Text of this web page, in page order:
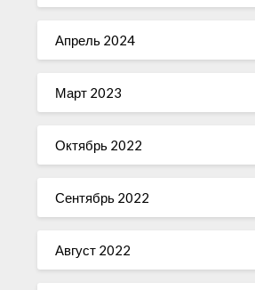
Апрель 2024
Март 2023
Октябрь 2022
Сентябрь 2022
Август 2022